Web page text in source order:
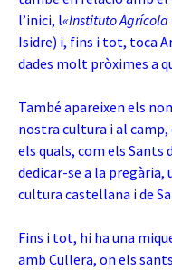
l’inici, l«Instituto Agrícola
Isidre) i, fins i tot, toca
dades molt pròximes a
També apareixen els
nostra cultura i al camp,
els quals, com els Sants
dedicar-se a la pregària,
cultura castellana i de
Fins i tot, hi ha una
amb Cullera, on els